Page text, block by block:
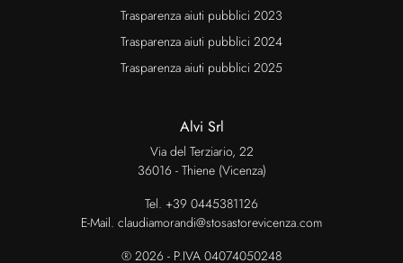
Trasparenza aiuti pubblici 2023
Trasparenza aiuti pubblici 2024
Trasparenza aiuti pubblici 2025
Alvi Srl
Via del Terziario, 22
36016 - Thiene (Vicenza)
Tel. +39 0445381126
E-Mail. claudiamorandi@stosastorevicenza.com
® 2026 - P.IVA 04074050248